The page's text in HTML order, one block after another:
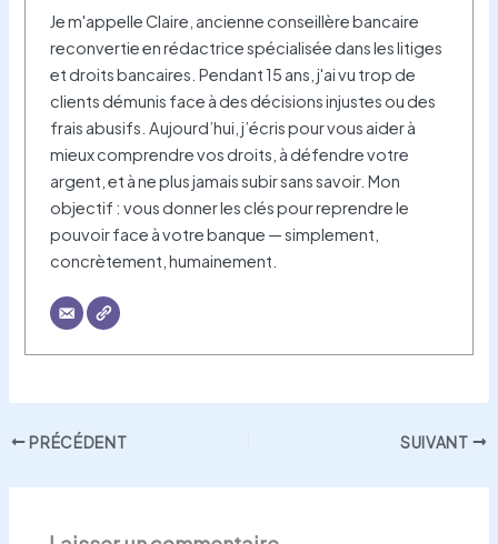
Je m'appelle Claire, ancienne conseillère bancaire
reconvertie en rédactrice spécialisée dans les litiges
et droits bancaires. Pendant 15 ans, j'ai vu trop de
clients démunis face à des décisions injustes ou des
frais abusifs. Aujourd’hui, j’écris pour vous aider à
mieux comprendre vos droits, à défendre votre
argent, et à ne plus jamais subir sans savoir. Mon
objectif : vous donner les clés pour reprendre le
pouvoir face à votre banque — simplement,
concrètement, humainement.
PRÉCÉDENT SUIVANT